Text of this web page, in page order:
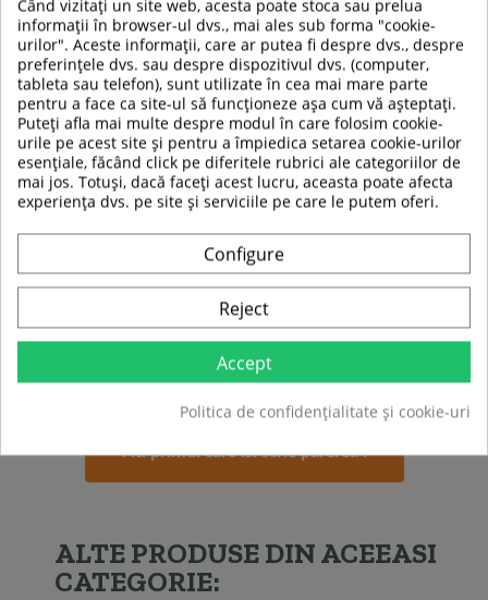
inaccesibile
Lungime maner: 12 cm
Inaltime maner: 15 cm
Diametru maner:3 cm
Diametru gaura prindere: 1 cm
Material:otel
Potrivit pentru antrenamente de forta si pentru
biceps si triceps.
TABEL DE DATE
Tip produs
Maner priza
Culoare
Argintiu
Fitness
Fiti primul care isi scrie parerea !
ALTE PRODUSE DIN ACEEASI
CATEGORIE:
Când vizitați un site web, acesta poate stoca sau prelua
informații în browser-ul dvs., mai ales sub forma "cookie-
urilor". Aceste informații, care ar putea fi despre dvs., despre
preferințele dvs. sau despre dispozitivul dvs. (computer,
tableta sau telefon), sunt utilizate în cea mai mare parte
pentru a face ca site-ul să funcționeze așa cum vă așteptați.
Puteți afla mai multe despre modul în care folosim cookie-
urile pe acest site și pentru a împiedica setarea cookie-urilor
esențiale, făcând click pe diferitele rubrici ale categoriilor de
mai jos. Totuși, dacă faceți acest lucru, aceasta poate afecta
experiența dvs. pe site și serviciile pe care le putem oferi.
Configure
Reject
Accept
Politica de confidențialitate și cookie-uri